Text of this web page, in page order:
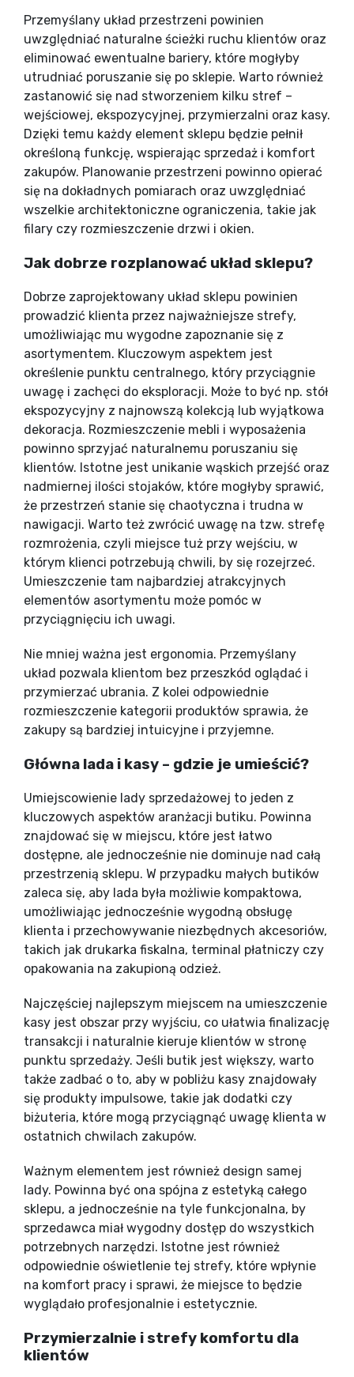
Przemyślany układ przestrzeni powinien
uwzględniać naturalne ścieżki ruchu klientów oraz
eliminować ewentualne bariery, które mogłyby
utrudniać poruszanie się po sklepie. Warto również
zastanowić się nad stworzeniem kilku stref –
wejściowej, ekspozycyjnej, przymierzalni oraz kasy.
Dzięki temu każdy element sklepu będzie pełnił
określoną funkcję, wspierając sprzedaż i komfort
zakupów. Planowanie przestrzeni powinno opierać
się na dokładnych pomiarach oraz uwzględniać
wszelkie architektoniczne ograniczenia, takie jak
filary czy rozmieszczenie drzwi i okien.
Jak dobrze rozplanować układ sklepu?
Dobrze zaprojektowany układ sklepu powinien
prowadzić klienta przez najważniejsze strefy,
umożliwiając mu wygodne zapoznanie się z
asortymentem. Kluczowym aspektem jest
określenie punktu centralnego, który przyciągnie
uwagę i zachęci do eksploracji. Może to być np. stół
ekspozycyjny z najnowszą kolekcją lub wyjątkowa
dekoracja. Rozmieszczenie mebli i wyposażenia
powinno sprzyjać naturalnemu poruszaniu się
klientów. Istotne jest unikanie wąskich przejść oraz
nadmiernej ilości stojaków, które mogłyby sprawić,
że przestrzeń stanie się chaotyczna i trudna w
nawigacji. Warto też zwrócić uwagę na tzw. strefę
rozmrożenia, czyli miejsce tuż przy wejściu, w
którym klienci potrzebują chwili, by się rozejrzeć.
Umieszczenie tam najbardziej atrakcyjnych
elementów asortymentu może pomóc w
przyciągnięciu ich uwagi.
Nie mniej ważna jest ergonomia. Przemyślany
układ pozwala klientom bez przeszkód oglądać i
przymierzać ubrania. Z kolei odpowiednie
rozmieszczenie kategorii produktów sprawia, że
zakupy są bardziej intuicyjne i przyjemne.
Główna lada i kasy – gdzie je umieścić?
Umiejscowienie lady sprzedażowej to jeden z
kluczowych aspektów aranżacji butiku. Powinna
znajdować się w miejscu, które jest łatwo
dostępne, ale jednocześnie nie dominuje nad całą
przestrzenią sklepu. W przypadku małych butików
zaleca się, aby lada była możliwie kompaktowa,
umożliwiając jednocześnie wygodną obsługę
klienta i przechowywanie niezbędnych akcesoriów,
takich jak drukarka fiskalna, terminal płatniczy czy
opakowania na zakupioną odzież.
Najczęściej najlepszym miejscem na umieszczenie
kasy jest obszar przy wyjściu, co ułatwia finalizację
transakcji i naturalnie kieruje klientów w stronę
punktu sprzedaży. Jeśli butik jest większy, warto
także zadbać o to, aby w pobliżu kasy znajdowały
się produkty impulsowe, takie jak dodatki czy
biżuteria, które mogą przyciągnąć uwagę klienta w
ostatnich chwilach zakupów.
Ważnym elementem jest również design samej
lady. Powinna być ona spójna z estetyką całego
sklepu, a jednocześnie na tyle funkcjonalna, by
sprzedawca miał wygodny dostęp do wszystkich
potrzebnych narzędzi. Istotne jest również
odpowiednie oświetlenie tej strefy, które wpłynie
na komfort pracy i sprawi, że miejsce to będzie
wyglądało profesjonalnie i estetycznie.
Przymierzalnie i strefy komfortu dla
klientów